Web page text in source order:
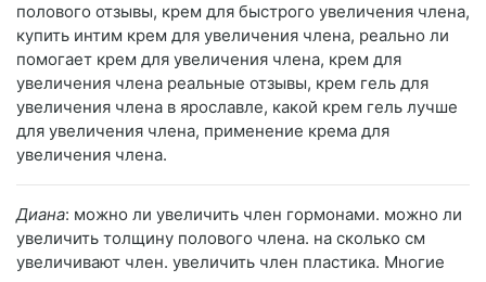
полового отзывы, крем для быстрого увеличения члена,
купить интим крем для увеличения члена, реально ли
помогает крем для увеличения члена, крем для
увеличения члена реальные отзывы, крем гель для
увеличения члена в ярославле, какой крем гель лучше
для увеличения члена, применение крема для
увеличения члена.
Диана: можно ли увеличить член гормонами. можно ли
увеличить толщину полового члена. на сколько см
увеличивают член. увеличить член пластика. Многие